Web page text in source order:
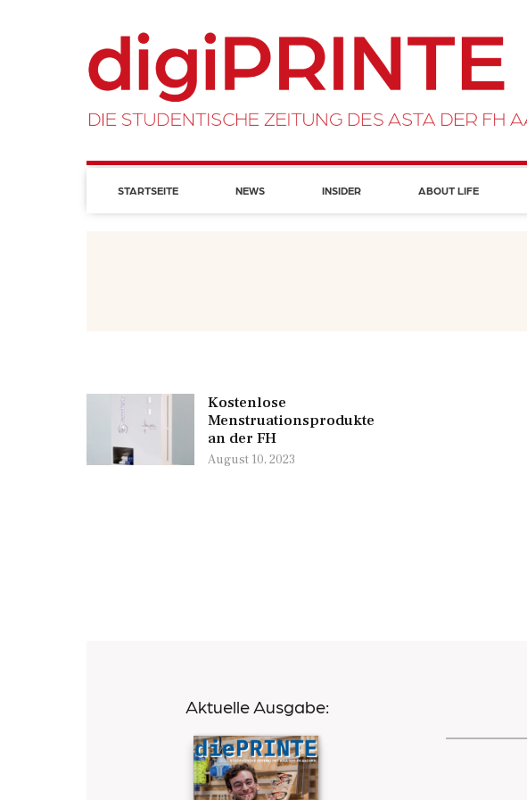
STARTSEITE NEWS INSIDER ABOUT LIFE
Kostenlose
Menstruationsprodukte
an der FH
August 10, 2023
Aktuelle Ausgabe: